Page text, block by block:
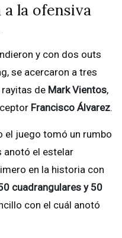
la ofensiva
y con dos outs
se acercaron a tres
de Mark Vientos,
Francisco Álvarez.
el juego tomó un rumbo
anotó el estelar
en la historia con
cuadrangulares y 50
con el cuál anotó